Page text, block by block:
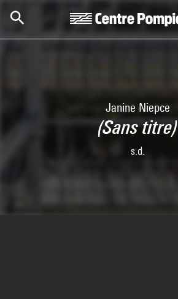
Janine Niepce
(Sans titre)
s.d.